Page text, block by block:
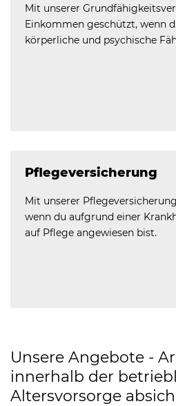
Mit unserer
Einkommen geschützt, wenn
körperliche und psychische
Pflegeversicherung
Mit unserer
wenn du aufgrund einer
auf Pflege angewiesen bist.
Unsere Angebote -
innerhalb der
Altersvorsorge